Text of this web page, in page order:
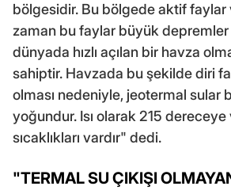
bölgesidir. Bu bölgede aktif faylar
zaman bu faylar büyük depremler
dünyada hızlı açılan bir havza
sahiptir. Havzada bu şekilde diri
olması nedeniyle, jeotermal sular
yoğundur. Isı olarak 215
sıcaklıkları vardır" dedi.
"TERMAL SU ÇIKIŞI